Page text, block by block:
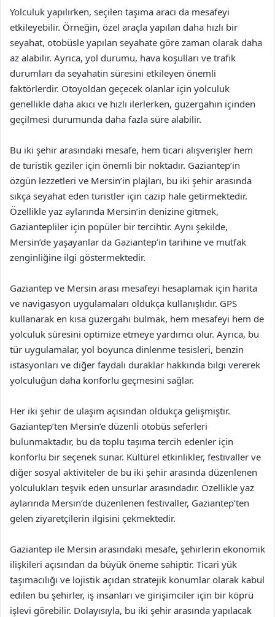
Yolculuk yapılırken, seçilen taşıma aracı da mesafeyi
etkileyebilir. Örneğin, özel araçla yapılan daha hızlı bir
seyahat, otobüsle yapılan seyahate göre zaman olarak daha
az alabilir. Ayrıca, yol durumu, hava koşulları ve trafik
durumları da seyahatin süresini etkileyen önemli
faktörlerdir. Otoyoldan geçecek olanlar için yolculuk
genellikle daha akıcı ve hızlı ilerlerken, güzergahın içinden
geçilmesi durumunda daha fazla süre alabilir.
Bu iki şehir arasındaki mesafe, hem ticari alışverişler hem
de turistik geziler için önemli bir noktadır. Gaziantep’in
özgün lezzetleri ve Mersin’in plajları, bu iki şehir arasında
sıkça seyahat eden turistler için cazip hale getirmektedir.
Özellikle yaz aylarında Mersin’in denizine gitmek,
Gaziantepliler için popüler bir tercihtir. Aynı şekilde,
Mersin’de yaşayanlar da Gaziantep’in tarihine ve mutfak
zenginliğine ilgi göstermektedir.
Gaziantep ve Mersin arası mesafeyi hesaplamak için harita
ve navigasyon uygulamaları oldukça kullanışlıdır. GPS
kullanarak en kısa güzergahı bulmak, hem mesafeyi hem de
yolculuk süresini optimize etmeye yardımcı olur. Ayrıca, bu
tür uygulamalar, yol boyunca dinlenme tesisleri, benzin
istasyonları ve diğer faydalı duraklar hakkında bilgi vererek
yolculuğun daha konforlu geçmesini sağlar.
Her iki şehir de ulaşım açısından oldukça gelişmiştir.
Gaziantep’ten Mersin’e düzenli otobüs seferleri
bulunmaktadır, bu da toplu taşıma tercih edenler için
konforlu bir seçenek sunar. Kültürel etkinlikler, festivaller ve
diğer sosyal aktiviteler de bu iki şehir arasında düzenlenen
yolculukları teşvik eden unsurlar arasındadır. Özellikle yaz
aylarında Mersin’de düzenlenen festivaller, Gaziantep’ten
gelen ziyaretçilerin ilgisini çekmektedir.
Gaziantep ile Mersin arasındaki mesafe, şehirlerin ekonomik
ilişkileri açısından da büyük öneme sahiptir. Ticari yük
taşımacılığı ve lojistik açıdan stratejik konumlar olarak kabul
edilen bu şehirler, iş insanları ve girişimciler için bir köprü
işlevi görebilir. Dolayısıyla, bu iki şehir arasında yapılacak